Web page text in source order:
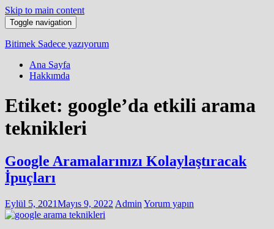
Skip to main content
Toggle navigation
Bitimek Sadece yazıyorum
Ana Sayfa
Hakkımda
Etiket: google’da etkili arama
teknikleri
Google Aramalarınızı Kolaylaştıracak
İpuçları
Eylül 5, 2021Mayıs 9, 2022 Admin Yorum yapın